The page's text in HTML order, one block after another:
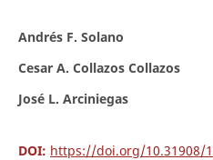
Andrés F. Solano
Cesar A. Collazos Collazos
José L. Arciniegas
DOI: https://doi.org/10.31908/